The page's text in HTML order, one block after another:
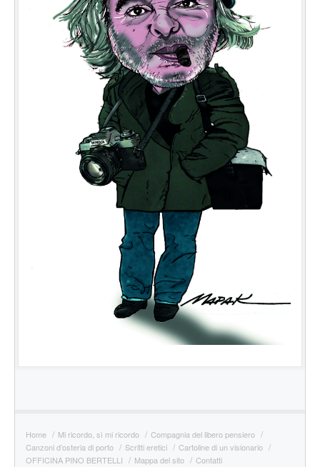
Home Mi ricordo, sì mi ricordo
Compagnia del libero pensiero
Canzoni d’osteria di porto
Scritti eretici
Cartoline di un visionario
OFFICINA PINO BERTELLI
Mappa del sito Contatti